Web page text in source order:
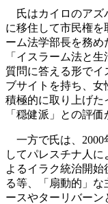
氏はカイロのアズ
に移住して市民権を
ーム法学部長を務め
「イスラーム法と
質問に答える形でイ
ブサイトを持ち、
積極的に取り上げた
「穏健派」との評
一方で氏は、2000
してパレスチナ人
よるイラク統治開
る等、「扇動的」
ースやターリバーン